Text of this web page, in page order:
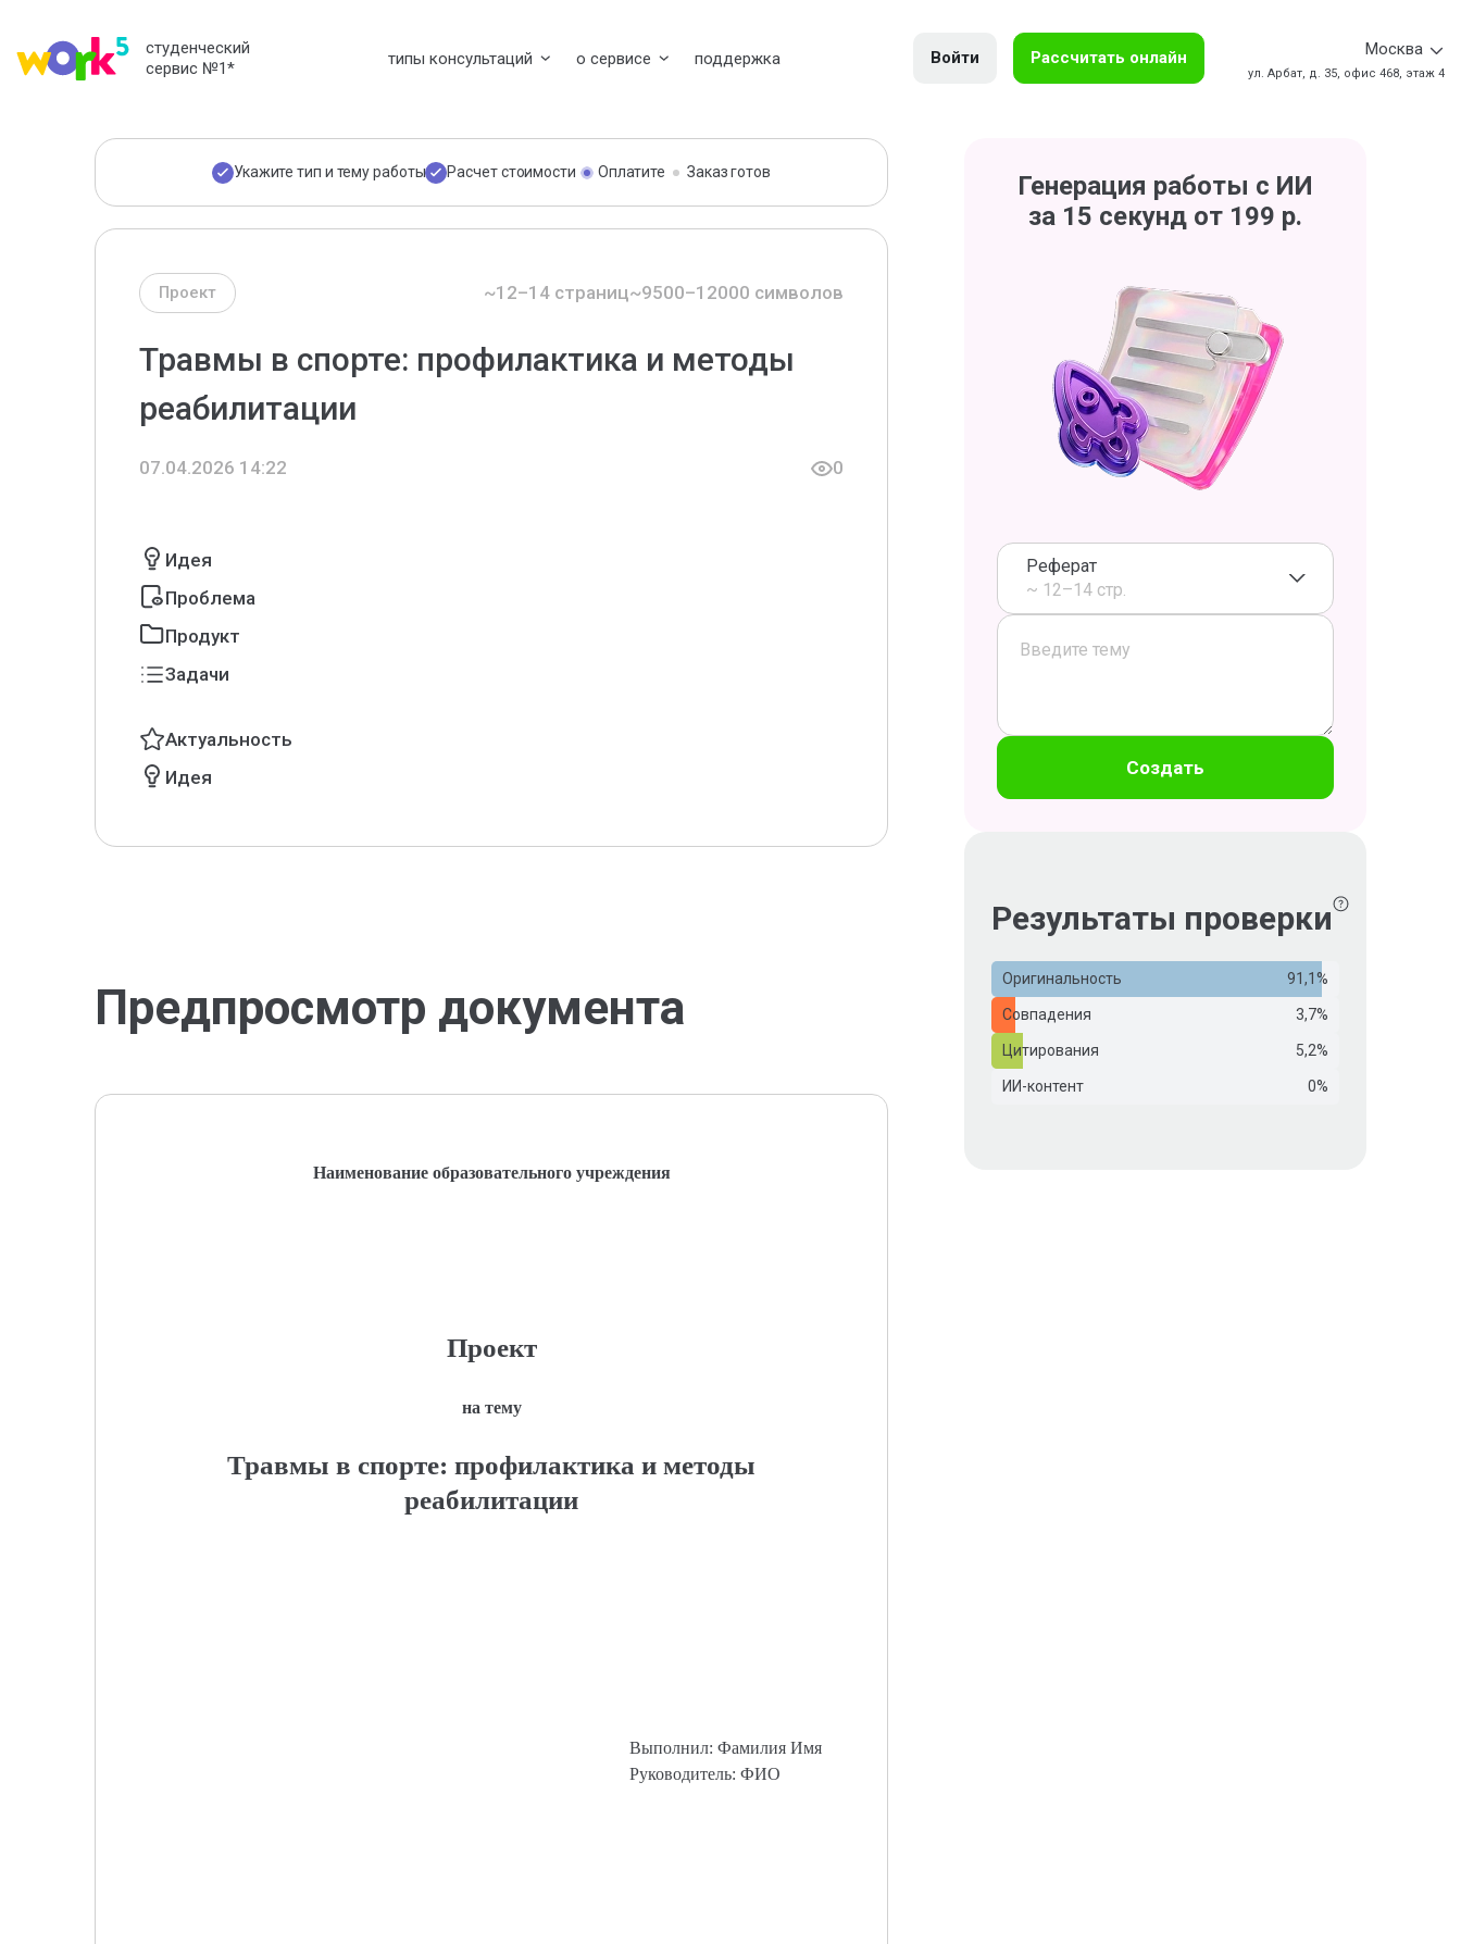
студенческий
сервис №1* типы консультаций о сервисе поддержка Войти Рассчитать онлайн Москва
ул. Арбат, д. 35, офис 468, этаж 4
Укажите тип и тему работы Расчет стоимости Оплатите Заказ готов
Проект ~12–14 страниц~9500–12000 символов
Травмы в спорте: профилактика и методы
реабилитации
07.04.2026 14:22 0
Идея
Проблема
Продукт
Задачи
Актуальность
Идея
Предпросмотр документа
Наименование образовательного учреждения
Проект
на тему
Травмы в спорте: профилактика и методы
реабилитации
Выполнил: Фамилия Имя
Руководитель: ФИО
Генерация работы с ИИ
за 15 секунд от 199 р.
Реферат
~ 12–14 стр.
Создать
Результаты проверки
Оригинальность 91,1%
Совпадения 3,7%
Цитирования 5,2%
ИИ-контент 0%